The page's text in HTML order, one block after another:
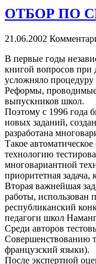
ОТБОР ПО
21.06.2002
В первые годы
книгой вопросов при
усложняло
Реформы, проводимые
выпускников школ.
Поэтому с 1996 года
новых заданий,
разработана
Такое
технологию
многовариантной
приоритетная
Вторая важнейшая
работы, использован
республиканский
педагоги школ
Среди авторов
Совершенствованию
французский языки).
После экспертной